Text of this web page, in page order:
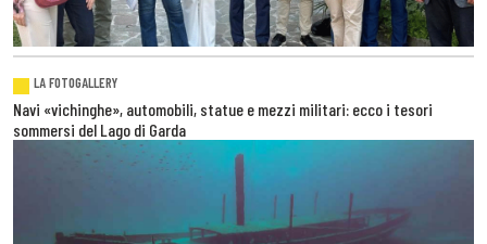
LA FOTOGALLERY
Navi «vichinghe», automobili, statue e mezzi militari: ecco i tesori
sommersi del Lago di Garda